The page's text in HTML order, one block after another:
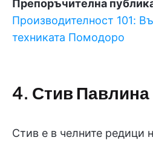
Препоръчителна
Производителност 101:
техниката Помодоро
4. Стив Павлина
Стив е в челните редици